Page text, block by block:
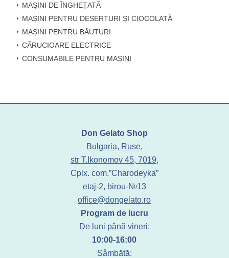
MAȘINI DE ÎNGHEȚATĂ
MAȘINI PENTRU DESERTURI ȘI CIOCOLATĂ
MAȘINI PENTRU BĂUTURI
CĂRUCIOARE ELECTRICE
CONSUMABILE PENTRU MAȘINI
Don Gelato Shop
Bulgaria, Ruse,
str T.Ikonomov 45, 7019,
Cplx. com.”Charodeyka”
etaj-2, birou-№13
office@dongelato.ro
Program de lucru
De luni până vineri:
10:00-16:00
Sâmbătă: